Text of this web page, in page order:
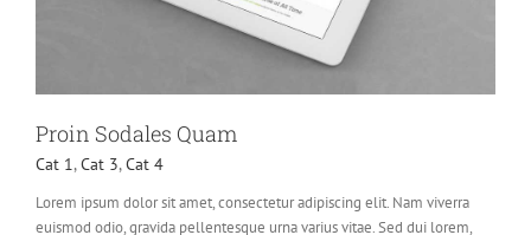
Proin Sodales Quam
Cat 1,Cat 3,Cat 4
Lorem ipsum dolor sit amet, consectetur adipiscing elit. Nam viverra
euismod odio, gravida pellentesque urna varius vitae. Sed dui lorem,